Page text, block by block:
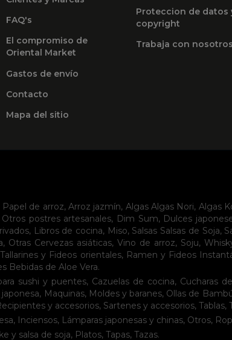
FAQ's
El compromiso de
Oriental Market
Gastos de envío
Contacto
Mapa del sitio
Proteccion de datos
copyright
Trabaja con nosotros
Papel de arroz, Arroz jazmín, Algas Algas Nori, Algas
Otros postres artesanales, Dim Sum, Dulces
, Libros de cocina, Miso, Salsas Salsas de Soja,
, Otras Cervezas asiáticas, Vino de arroz, Soju,
Tallarines y Fideos orientales, Ramen y Fideos
Bebidas de Aloe Vera.
sushi y puentes, Cazuelas de cocina, Cucharas
, Maquinas, Moldes y baranes, Ollas de
y accesorios, Sartenes y accesorios, Tablas,
, Inciensos, Lámparas japonesas y chinas, Otros,
y salsa de soja, Platos, Tapas, Tazas.